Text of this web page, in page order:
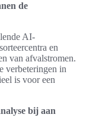
de
AI-
en
van afvalstromen.
verbeteringen in
is voor een
bij aan